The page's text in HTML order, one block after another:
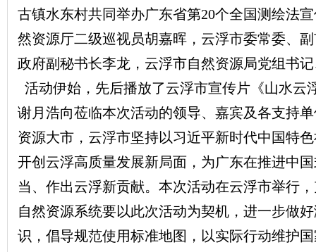
古镇水东村共同举办广东省第20个全国测绘法
然资源厅二级巡视员胡嘉晖，云浮市委常委、
政府副秘书长李龙，云浮市自然资源局党组书
活动伊始，先后播放了云浮市宣传片《山水
谢月浩向莅临本次活动的领导、嘉宾及各支持
资源大市，云浮市坚持以习近平新时代中国特
开创云浮高质量发展新局面，为广东在推进中
当、作出云浮新贡献。本次活动在云浮市举行
自然资源系统要以此次活动为契机，进一步做
识，倡导规范使用标准地图，以实际行动维护